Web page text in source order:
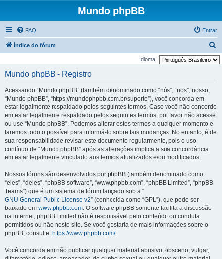
Mundo phpBB
FAQ Entrar
Índice do fórum
e
Idioma:
Mundo phpBB - Registro
Acessando “Mundo phpBB” (também denominado como “nós”, “nos”, nosso,
“Mundo phpBB”, “https://mundophpbb.com.br/suporte”), você concorda em
estar legalmente respaldado pelos seguintes termos. Caso você não concorde
em estar legalmente respaldado pelos seguintes termos, por favor não acesse
ou use “Mundo phpBB”. Podemos alterar estes termos a qualquer momento e
faremos todo o possível para informá-lo sobre tais mudanças. No entanto, é de
sua responsabilidade revisar este documento regularmente, pois o uso
contínuo de “Mundo phpBB” após as alterações implica a sua concordância
em estar legalmente vinculado aos termos atualizados e/ou modificados.
Nossos fóruns são desenvolvidos por phpBB (também denominado como
“eles”, “deles”, “phpBB software”, “www.phpbb.com”, “phpBB Limited”, “phpBB
Teams”) que é um sistema de fórum lançado sob a “
GNU General Public License v2” (conhecida como “GPL”), que pode ser
baixado em www.phpbb.com. O software phpBB somente facilita a discussão
na internet; phpBB Limited não é responsável pelo conteúdo ou conduta
permitidos ou não neste site. Se você gostaria de mais informações sobre o
phpBB, consulte: https://www.phpbb.com/.
Você concorda em não publicar qualquer material abusivo, obsceno, vulgar,